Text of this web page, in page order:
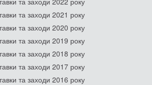
та заходи 2021 року
та заходи 2020 року
та заходи 2019 року
та заходи 2018 року
та заходи 2017 року
та заходи 2016 року